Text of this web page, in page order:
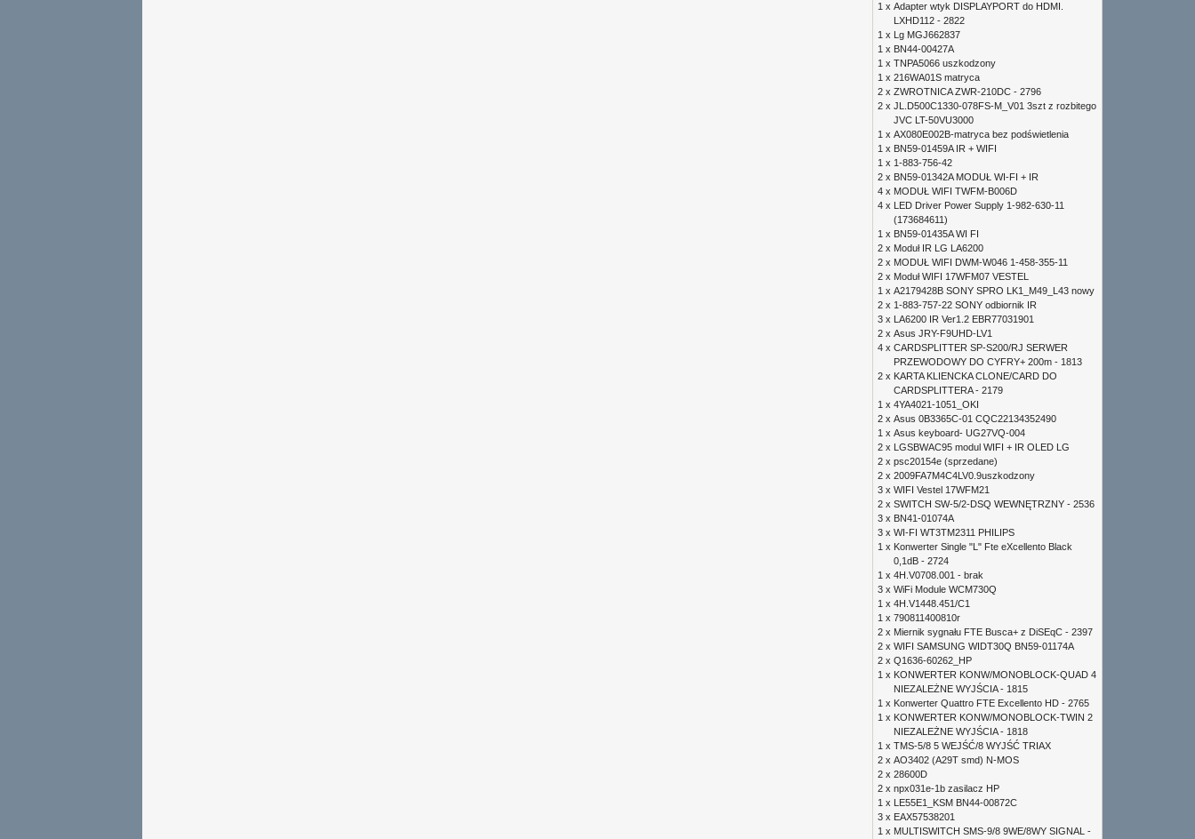
1 x Adapter wtyk DISPLAYPORT do HDMI.
LXHD112 - 2822
1 x
Lg MGJ662837
1 x BN44-00427A
1 x TNPA5066 uszkodzony
1 x 216WA01S matryca
2 x ZWROTNICA ZWR-210DC - 2796
2 x JL.D500C1330-078FS-M_V01 3szt z rozbitego
JVC LT-50VU3000
1 x AX080E002B-matryca bez podświetlenia
1 x BN59-01459A IR + WIFI
1 x 1-883-756-42
2 x BN59-01342A MODUŁ WI-FI + IR
4 x MODUŁ WIFI TWFM-B006D
4 x
LED Driver Power Supply 1-982-630-11
(173684611)
1 x BN59-01435A WI FI
2 x Moduł IR LG LA6200
2 x MODUŁ WIFI DWM-W046 1-458-355-11
2 x Moduł WIFI 17WFM07 VESTEL
1 x A2179428B SONY SPRO LK1_M49_L43 nowy
2 x 1-883-757-22 SONY odbiornik IR
3 x
LA6200 IR Ver1.2 EBR77031901
2 x Asus JRY-F9UHD-LV1
4 x CARDSPLITTER SP-S200/RJ SERWER
PRZEWODOWY DO CYFRY+ 200m - 1813
2 x KARTA KLIENCKA CLONE/CARD DO
CARDSPLITTERA - 2179
1 x 4YA4021-1051_OKI
2 x Asus 0B3365C-01 CQC22134352490
1 x Asus keyboard- UG27VQ-004
2 x
LGSBWAC95 modul WIFI + IR OLED LG
2 x psc20154e (sprzedane)
2 x 2009FA7M4C4LV0.9uszkodzony
3 x WIFI Vestel 17WFM21
2 x SWITCH SW-5/2-DSQ WEWNĘTRZNY - 2536
3 x BN41-01074A
3 x WI-FI WT3TM2311 PHILIPS
1 x Konwerter Single "L" Fte eXcellento Black
0,1dB - 2724
1 x 4H.V0708.001 - brak
3 x WiFi Module WCM730Q
1 x 4H.V1448.451/C1
1 x 790811400810r
2 x Miernik sygnału FTE Busca+ z DiSEqC - 2397
2 x WIFI SAMSUNG WIDT30Q BN59-01174A
2 x Q1636-60262_HP
1 x KONWERTER KONW/MONOBLOCK-QUAD 4
NIEZALEŻNE WYJŚCIA - 1815
1 x Konwerter Quattro FTE Excellento HD - 2765
1 x KONWERTER KONW/MONOBLOCK-TWIN 2
NIEZALEŻNE WYJŚCIA - 1818
1 x TMS-5/8 5 WEJŚĆ/8 WYJŚĆ TRIAX
2 x AO3402 (A29T smd) N-MOS
2 x 28600D
2 x npx031e-1b zasilacz HP
1 x
LE55E1_KSM BN44-00872C
3 x EAX57538201
1 x MULTISWITCH SMS-9/8 9WE/8WY SIGNAL -